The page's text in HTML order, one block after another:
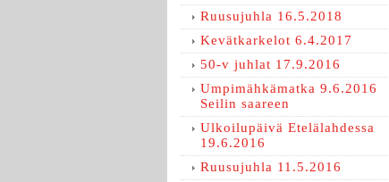
Ruusujuhla 16.5.2018
Kevätkarkelot 6.4.2017
50-v juhlat 17.9.2016
Umpimähkämatka 9.6.2016
Seilin saareen
Ulkoilupäivä Etelälahdessa
19.6.2016
Ruusujuhla 11.5.2016